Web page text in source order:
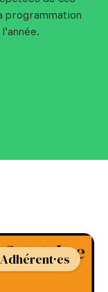
programmation
Adhérent·es